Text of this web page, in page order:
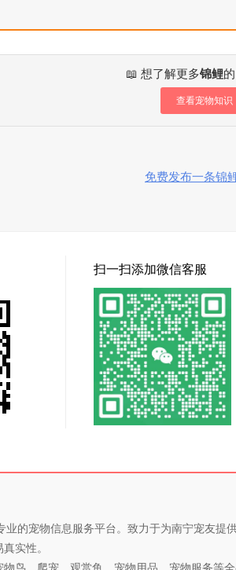
📖 想了解更多锦鲤
查看宠物知
免费发布一条锦
扫一扫添加微信客服
业的宠物信息服务平台。致力于为南宁宠友
实性。